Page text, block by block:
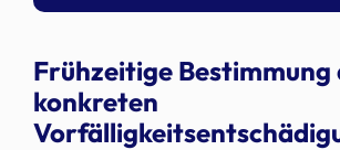
Frühzeitige Bestimmung
konkreten